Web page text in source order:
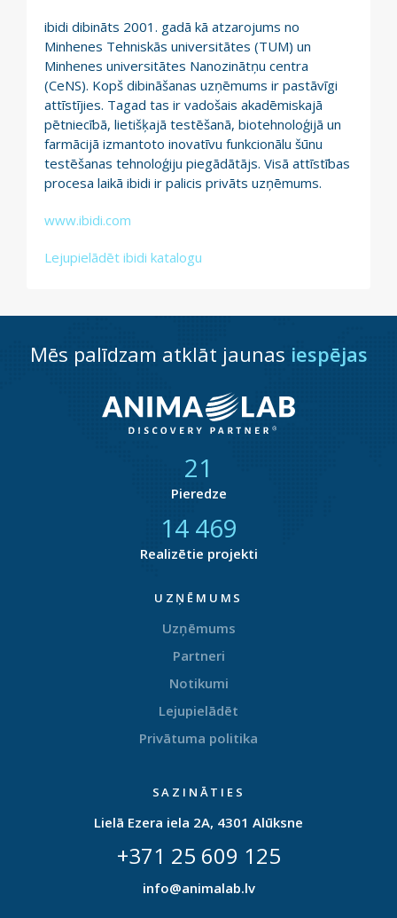
ibidi dibināts 2001. gadā kā atzarojums no
Minhenes Tehniskās universitātes (TUM) un
Minhenes universitātes Nanozinātņu centra
(CeNS). Kopš dibināšanas uzņēmums ir pastāvīgi
attīstījies. Tagad tas ir vadošais akadēmiskajā
pētniecībā, lietišķajā testēšanā, biotehnoloģijā un
farmācijā izmantoto inovatīvu funkcionālu šūnu
testēšanas tehnoloģiju piegādātājs. Visā attīstības
procesa laikā ibidi ir palicis privāts uzņēmums.
www.ibidi.com
Lejupielādēt ibidi katalogu
Mēs palīdzam atklāt jaunas iespējas
21
Pieredze
14 738
Realizētie projekti
UZŅĒMUMS
Uzņēmums
Partneri
Notikumi
Lejupielādēt
Privātuma politika
SAZINĀTIES
Lielā Ezera iela 2A, 4301 Alūksne
+371 25 609 125
info@animalab.lv